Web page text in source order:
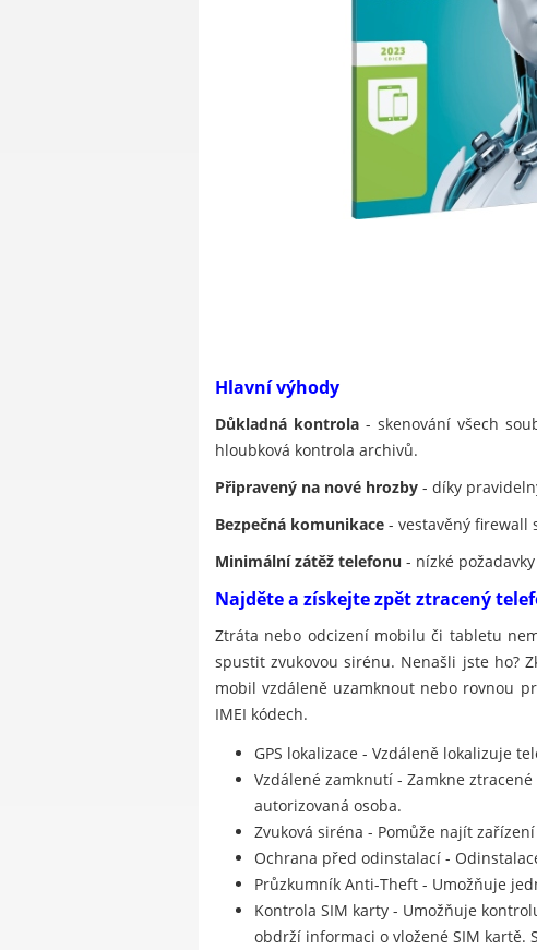
Hlavní výhody
Důkladná kontrola- skenování všech
hloubková kontrola archivů.
Připravený na nové hrozby - díky
Bezpečná komunikace - vestavěný firewall
Minimální zátěž telefonu - nízké
Najděte a získejte zpět ztracený
Ztráta nebo odcizení mobilu či tabletu
spustit zvukovou sirénu. Nenašli jste ho?
mobil vzdáleně uzamknout nebo rovnou
IMEI kódech.
GPS lokalizace - Vzdáleně lokalizuje
Vzdálené zamknutí - Zamkne
autorizovaná osoba.
Zvuková siréna - Pomůže najít
Ochrana před odinstalací -
Průzkumník Anti-Theft - Umožňuje
Kontrola SIM karty - Umožňuje
obdrží informaci o vložené SIM kartě.